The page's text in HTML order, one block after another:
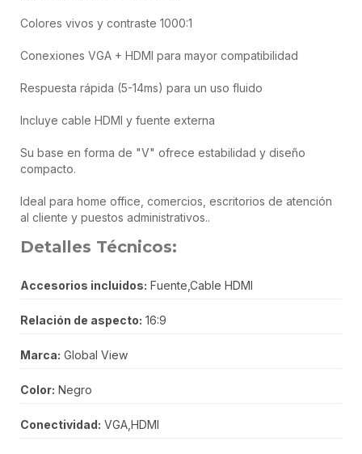
Colores vivos y contraste 1000:1
Conexiones VGA + HDMI para mayor compatibilidad
Respuesta rápida (5-14ms) para un uso fluido
Incluye cable HDMI y fuente externa
Su base en forma de "V" ofrece estabilidad y diseño
compacto.
Ideal para home office, comercios, escritorios de atención
al cliente y puestos administrativos..
Detalles Técnicos:
Accesorios incluidos: Fuente,Cable HDMI
Relación de aspecto: 16:9
Marca: Global View
Color: Negro
Conectividad: VGA,HDMI